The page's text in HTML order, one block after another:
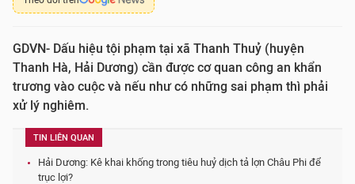
GDVN- Dấu hiệu tội phạm tại xã Thanh Thuỷ (huyện
Thanh Hà, Hải Dương) cần được cơ quan công an khẩn
trương vào cuộc và nếu như có những sai phạm thì phải
xử lý nghiêm.
TIN LIÊN QUAN
Hải Dương: Kê khai khống trong tiêu huỷ dịch tả lợn Châu Phi để
trục lợi?